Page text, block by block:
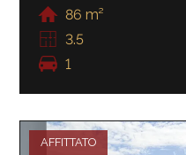
86 m²
3.5
1
AFFITTATO